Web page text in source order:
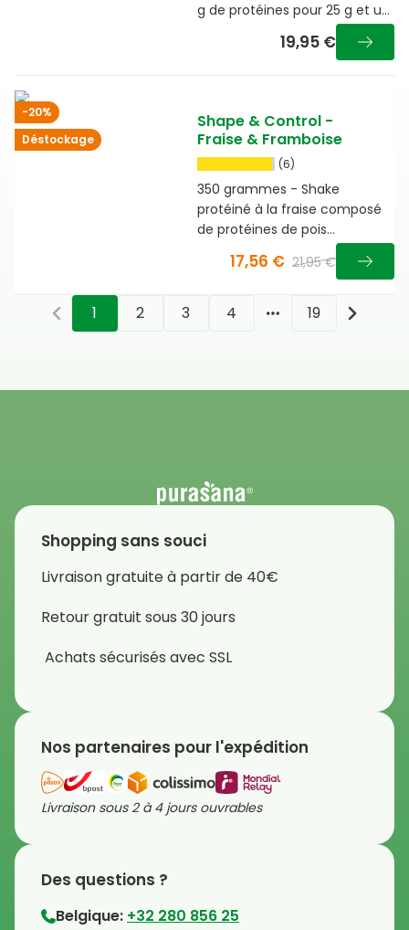
g de protéines pour 25 g et un
goût doux de vanille
19,95 €
-20%
Déstockage
Shape & Control -
Fraise & Framboise
(6)
350 grammes - Shake
protéiné à la fraise composé
de protéines de pois
facilement digestibles, de
fibres et de guarana
17,56 € 21,95 €
1 2 3 4
More pages
19
Shopping sans souci
Livraison gratuite à partir de 40€
Retour gratuit sous 30 jours
Achats sécurisés avec SSL
Nos partenaires pour l'expédition
Livraison sous 2 à 4 jours ouvrables
Des questions ?
Belgique: +32 280 856 25